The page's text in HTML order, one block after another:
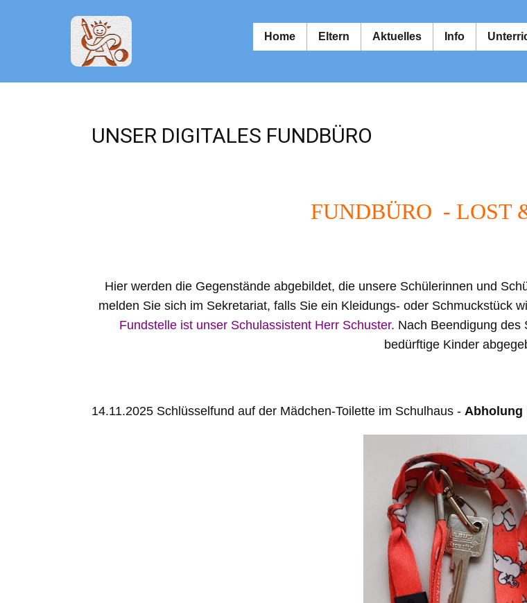
Home Eltern Aktuelles Info
UNSER DIGITALES FUNDBÜRO
FUNDBÜRO - LOST
Hier werden die Gegenstände abgebildet, die unsere Schülerinnen und
melden Sie sich im Sekretariat, falls Sie ein Kleidungs- oder Schmuckstück
Fundstelle ist unser Schulassistent Herr Schuster. Nach Beendigung des
bedürftige Kinder
14.11.2025 Schlüsselfund auf der Mädchen-Toilette im Schulhaus - Abholung